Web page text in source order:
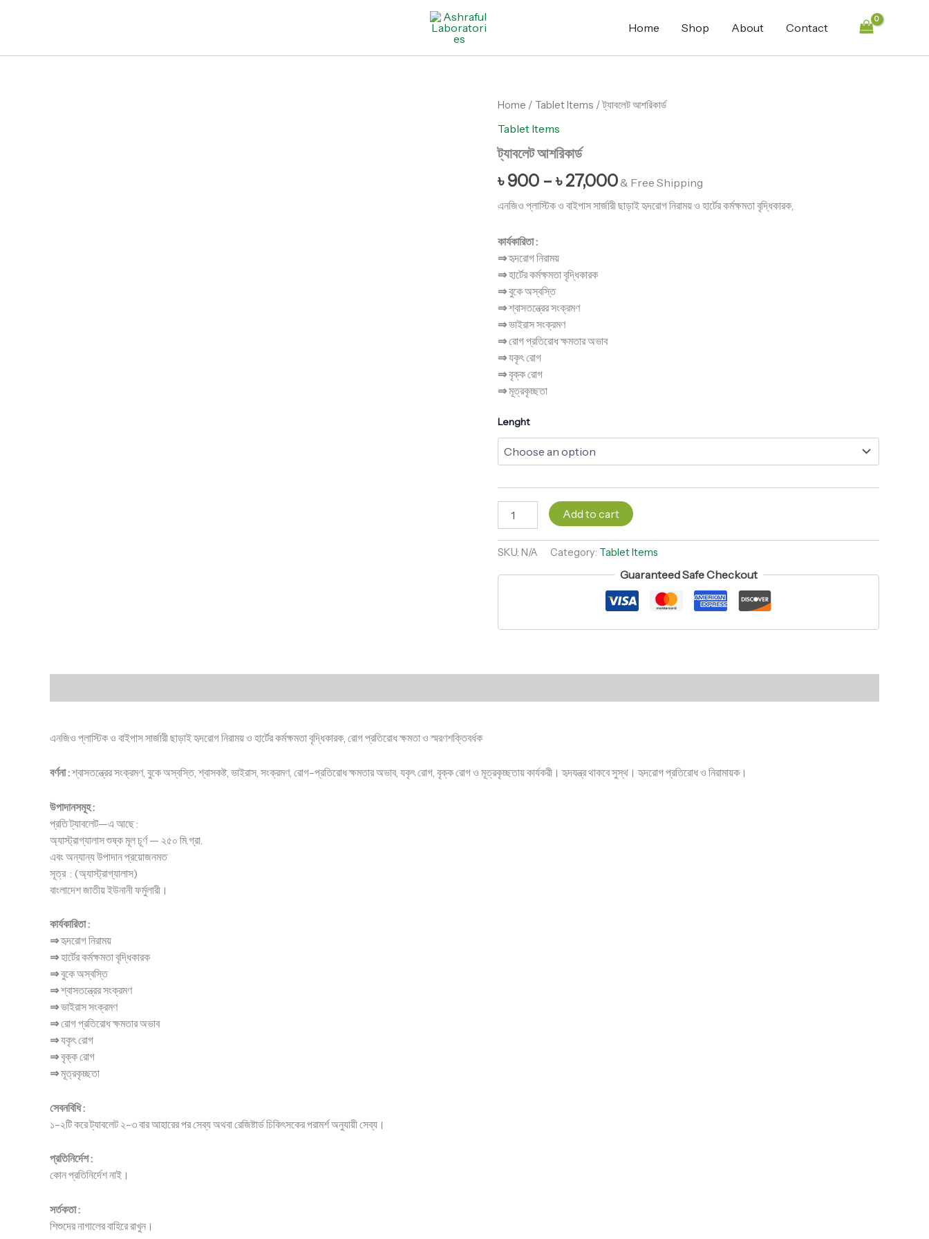
Home Shop About Contact
Home / Tablet Items / ট্যাবলেট আশরিকার্ড
Tablet Items
ট্যাবলেট আশরিকার্ড
৳900 –৳27,000& Free Shipping
এনজিও প্লাস্টিক ও বাইপাস সার্জারী ছাড়াই হৃদরোগ নিরাময় ও হার্টের কর্মক্ষমতা বৃদ্ধিকারক,
কার্যকারিতা :
⇒হৃদরোগ নিরাময়
⇒হার্টের কর্মক্ষমতা বৃদ্ধিকারক
⇒বুকে অস্বস্তি
⇒শ্বাসতন্ত্রের সংক্রমণ
⇒ভাইরাস সংক্রমণ
⇒রোগ প্রতিরোধ ক্ষমতার অভাব
⇒যকৃৎ রোগ
⇒বৃক্ক রোগ
⇒মূত্রকৃচ্ছতা
Lenght
ট্যাবলেট
quantity
Add to cart
SKU: N/A Category: Tablet Items
Guaranteed Safe Checkout
এনজিও প্লাস্টিক ও বাইপাস সার্জারী ছাড়াই হৃদরোগ নিরাময় ও হার্টের কর্মক্ষমতা বৃদ্ধিকারক, রোগ প্রতিরোধ ক্ষমতা ও স্মরণশক্তিবর্ধক
বর্ণনা :শ্বাসতন্ত্রের সংক্রমণ, বুকে অস্বস্তি, শ্বাসকষ্ট, ভাইরাস, সংক্রমণ, রোগ-প্রতিরোধ ক্ষমতার অভাব, যকৃৎ রোগ, বৃক্ক রোগ ও মূত্রকৃচ্ছতায় কার্যকরী। হৃদযন্ত্র থাকবে সুস্থ। হৃদরোগ প্রতিরোধ ও নিরামায়ক।
উপাদানসমূহ :
প্রতি ট্যাবলেট—এ আছে :
অ্যাস্ট্রাগ্যালাস শুষ্ক মূল চূর্ণ — ২৫০ মি.গ্রা.
এবং অন্যান্য উপাদান প্রয়োজনমত
সূত্র : (অ্যাস্ট্রাগ্যালাস)
বাংলাদেশ জাতীয় ইউনানী ফর্মুলারী।
কার্যকারিতা :
⇒হৃদরোগ নিরাময়
⇒হার্টের কর্মক্ষমতা বৃদ্ধিকারক
⇒বুকে অস্বস্তি
⇒শ্বাসতন্ত্রের সংক্রমণ
⇒ভাইরাস সংক্রমণ
⇒রোগ প্রতিরোধ ক্ষমতার অভাব
⇒যকৃৎ রোগ
⇒বৃক্ক রোগ
⇒মূত্রকৃচ্ছতা
সেবনবিধি :
১-২টি করে ট্যাবলেট ২-৩ বার আহারের পর সেব্য অথবা রেজিষ্টার্ড চিকিৎসকের পরামর্শ অনুযায়ী সেব্য।
প্রতিনির্দেশ :
কোন প্রতিনির্দেশ নাই।
সর্তকতা :
শিশুদের নাগালের বাহিরে রাখুন।